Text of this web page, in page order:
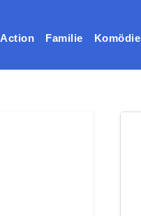
Action Familie Komödie